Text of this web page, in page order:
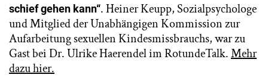
schief gehen kann“. Heiner Keupp, Sozialpsychologe
und Mitglied der Unabhängigen Kommission zur
Aufarbeitung sexuellen Kindesmissbrauchs, war zu
Gast bei Dr. Ulrike Haerendel im RotundeTalk.Mehr
dazu hier.